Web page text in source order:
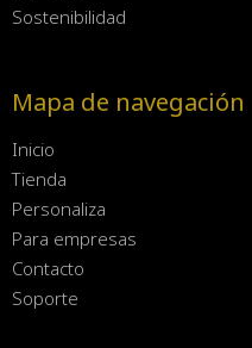
Sostenibilidad
Mapa de navegación
Inicio
Tienda
Personaliza
Para empresas
Contacto
Soporte